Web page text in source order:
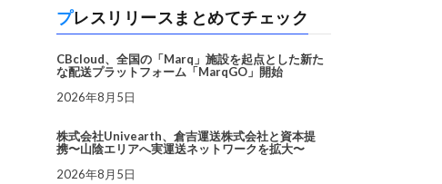
プレスリリースまとめてチェック
CBcloud、全国の「Marq」施設を起点とした新た
な配送プラットフォーム「MarqGO」開始
2026年8月5日
株式会社Univearth、倉吉運送株式会社と資本提
携〜山陰エリアへ実運送ネットワークを拡大〜
2026年8月5日